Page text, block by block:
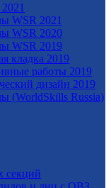
WSR 2021
WSR 2020
WSR 2019
кладка 2019
работы 2019
дизайн 2019
(WorldSkills Russia)
секций